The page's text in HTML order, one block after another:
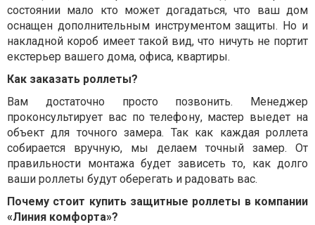
состоянии мало кто может догадаться, что ваш дом
оснащен дополнительным инструментом защиты. Но и
накладной короб имеет такой вид, что ничуть не портит
екстерьер вашего дома, офиса, квартиры.
Как заказать роллеты?
Вам достаточно просто позвонить. Менеджер
проконсультирует вас по телефону, мастер выедет на
объект для точного замера. Так как каждая роллета
собирается вручную, мы делаем точный замер. От
правильности монтажа будет зависеть то, как долго
ваши роллеты будут оберегать и радовать вас.
Почему стоит купить защитные роллеты в компании
«Линия комфорта»?